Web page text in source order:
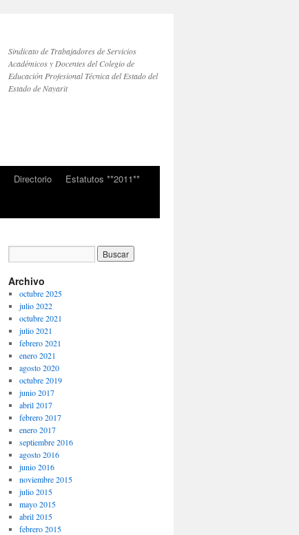
Sindicato de Trabajadores de Servicios
Académicos y Docentes del Colegio de
Educación Profesional Técnica del Estado del
Estado de Nayarit
Directorio
Estatutos **2011**
Archivo
octubre 2025
julio 2022
octubre 2021
julio 2021
febrero 2021
enero 2021
agosto 2020
octubre 2019
junio 2017
abril 2017
febrero 2017
enero 2017
septiembre 2016
agosto 2016
junio 2016
noviembre 2015
julio 2015
mayo 2015
abril 2015
febrero 2015